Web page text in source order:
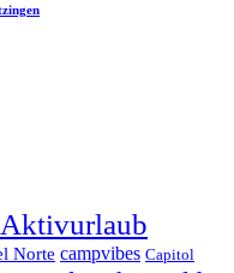
Aktivurlaub
Norte campvibes Capitol